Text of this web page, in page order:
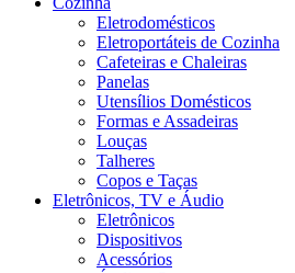
Eletrodomésticos
Eletroportáteis de Cozinha
Cafeteiras e Chaleiras
Panelas
Utensílios Domésticos
Formas e Assadeiras
Louças
Talheres
Copos e Taças
Eletrônicos, TV e Áudio
Eletrônicos
Dispositivos
Acessórios